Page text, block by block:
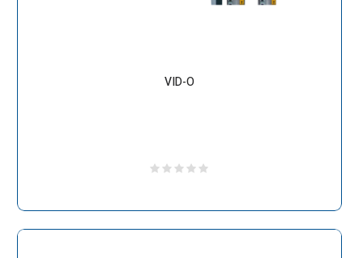
VID-O